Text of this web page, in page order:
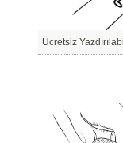
Ücretsiz